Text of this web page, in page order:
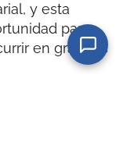
y esta
para
en grandes